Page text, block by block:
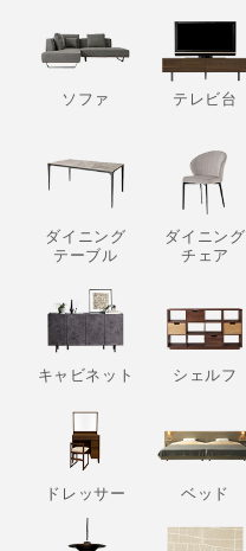
ソファ テレビ台
ダイニング
テーブル
ダイニング
チェア
キャビネット シェルフ
ドレッサー ベッド